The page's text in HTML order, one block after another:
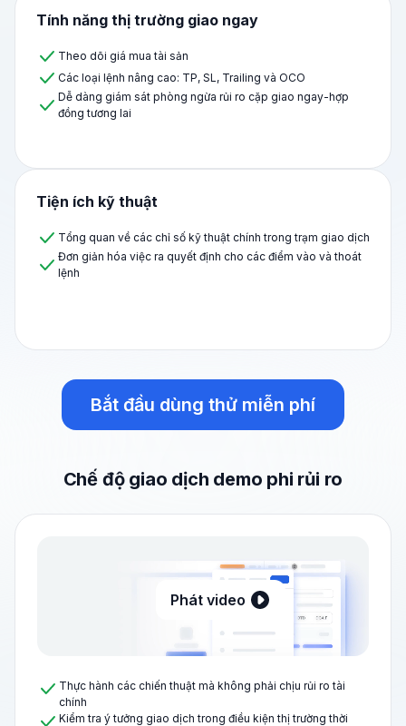
Tính năng thị trường giao ngay
Theo dõi giá mua tài sản
Các loại lệnh nâng cao: TP, SL, Trailing và OCO
Dễ dàng giám sát phòng ngừa rủi ro cặp giao ngay-hợp
đồng tương lai
Tiện ích kỹ thuật
Tổng quan về các chỉ số kỹ thuật chính trong trạm giao dịch
Đơn giản hóa việc ra quyết định cho các điểm vào và thoát
lệnh
Bắt đầu dùng thử miễn phí
Chế độ giao dịch demo phi rủi ro
Thực hành các chiến thuật mà không phải chịu rủi ro tài
chính
Kiểm tra ý tưởng giao dịch trong điều kiện thị trường thời
Phát video